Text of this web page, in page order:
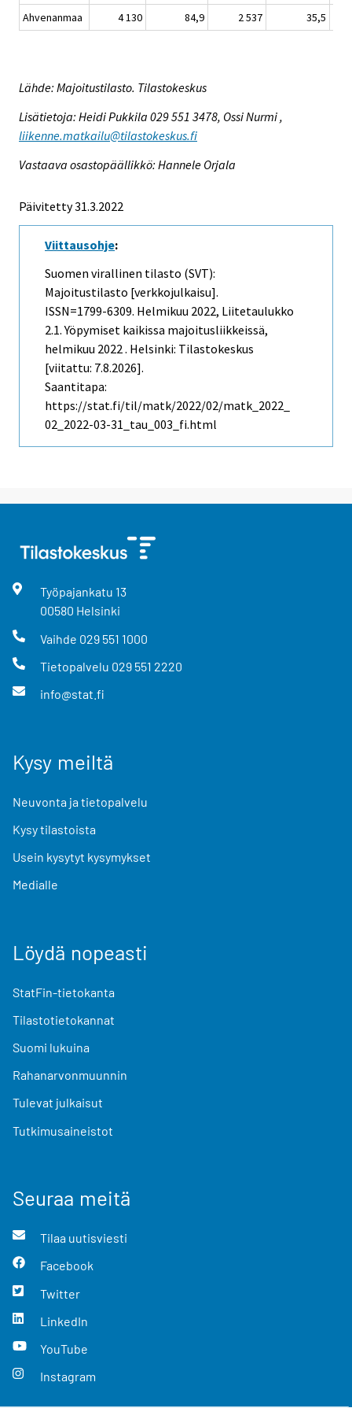
Ahvenanmaa
4 130 84,9 2 537 35,5
Lähde: Majoitustilasto. Tilastokeskus
Lisätietoja: Heidi Pukkila 029 551 3478, Ossi Nurmi ,
liikenne.matkailu@tilastokeskus.fi
Vastaava osastopäällikkö: Hannele Orjala
Päivitetty 31.3.2022
Viittausohje:
Suomen virallinen tilasto (SVT):
Majoitustilasto [verkkojulkaisu].
ISSN=1799-6309. Helmikuu 2022, Liitetaulukko
2.1. Yöpymiset kaikissa majoitusliikkeissä,
helmikuu 2022 . Helsinki: Tilastokeskus
[viitattu: 7.8.2026].
Saantitapa:
https://stat.fi/til/matk/2022/02/matk_2022_
02_2022-03-31_tau_003_fi.html
Työpajankatu 13
00580 Helsinki
Vaihde 029 551 1000
Tietopalvelu 029 551 2220
info@stat.fi
Kysy meiltä
Neuvonta ja tietopalvelu
Kysy tilastoista
Usein kysytyt kysymykset
Medialle
Löydä nopeasti
StatFin-tietokanta
Tilastotietokannat
Suomi lukuina
Rahanarvonmuunnin
Tulevat julkaisut
Tutkimusaineistot
Seuraa meitä
Tilaa uutisviesti
Facebook
Twitter
LinkedIn
YouTube
Instagram